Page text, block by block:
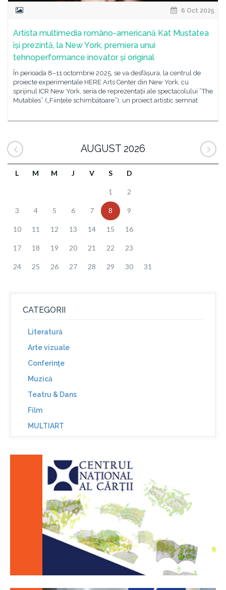
6 Oct 2025
Artista multimedia româno-americană Kat Mustatea
își prezintă, la New York, premiera unui
tehnoperformance inovator și original
În perioada 8–11 octombrie 2025, se va desfășura, la centrul de
proiecte experimentale HERE Arts Center din New York, cu
sprijinul ICR New York, seria de reprezentații ale spectacolului ”The
Mutables” („Ființele schimbătoare”), un proiect artistic semnat
AUGUST 2026
L M M J V S D
1 2
3 4 5 6 7 8 9
10 11 12 13 14 15 16
17 18 19 20 21 22 23
24 25 26 27 28 29 30 31
CATEGORII
Literatură
Arte vizuale
Conferinţe
Muzică
Teatru & Dans
Film
MULTIART